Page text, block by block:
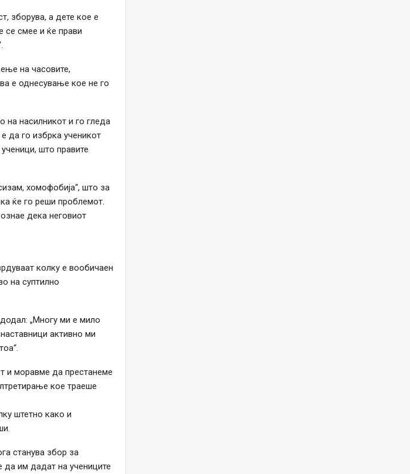
зборува, а дете кое е
се смее и ќе прави
на часовите,
е однесување кое не го
на насилникот и го гледа
да го избрка ученикот
што правите
хомофобија“, што за
ќе го реши проблемот.
дека неговиот
колку е вообичаен
на суптилно
„Многу ми е мило
активно ми
и моравме да престанеме
кое траеше
штетно како и
станува збор за
да им дадат на учениците